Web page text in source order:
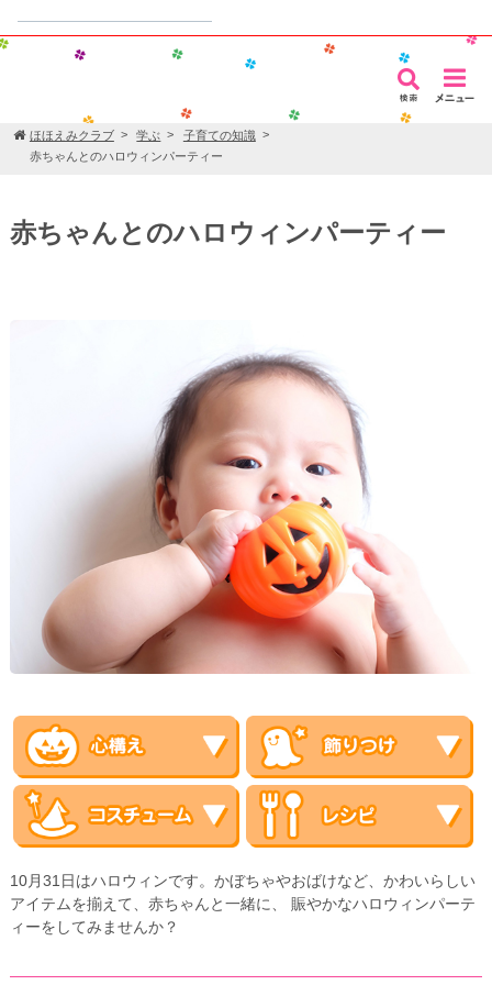
ほほえみクラブ 学ぶ
子育ての知識
赤ちゃんとのハロウィンパーティー
赤ちゃんとのハロウィンパーティー
10月31日はハロウィンです。かぼちゃやおばけなど、かわいらしい
アイテムを揃えて、赤ちゃんと一緒に、 賑やかなハロウィンパーテ
ィーをしてみませんか？